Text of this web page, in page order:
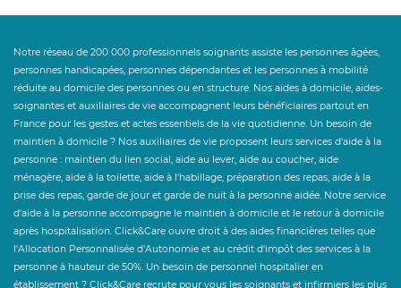
Notre réseau de 200 000 professionnels soignants assiste les personnes âgées,
personnes handicapées, personnes dépendantes et les personnes à mobilité
réduite au domicile des personnes ou en structure. Nos aides à domicile, aides-
soignantes et auxiliaires de vie accompagnent leurs bénéficiaires partout en
France pour les gestes et actes essentiels de la vie quotidienne. Un besoin de
maintien à domicile ? Nos auxiliaires de vie proposent leurs services d'aide à la
personne : maintien du lien social, aide au lever, aide au coucher, aide
ménagère, aide à la toilette, aide à l'habillage, préparation des repas, aide à la
prise des repas, garde de jour et garde de nuit à la personne aidée. Notre service
d'aide à la personne accompagne le maintien à domicile et le retour à domicile
après hospitalisation. Click&Care ouvre droit à des aides financières telles que
l'Allocation Personnalisée d'Autonomie et au crédit d'impôt des services à la
personne à hauteur de 50%. Un besoin de personnel hospitalier en
établissement ? Click&Care recrute pour vous les soignants et infirmiers les plus